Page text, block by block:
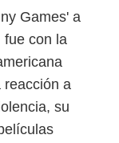
Games' a
fue con la
reacción a
su